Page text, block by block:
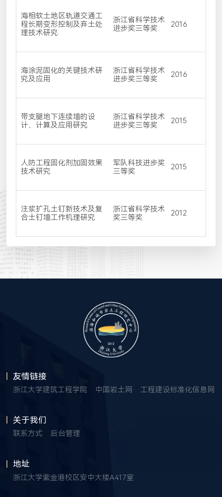
海相软土地区轨道交通工
程长期变形控制及弃土处
理技术研究
浙江省科学技术
进步奖三等奖
2016
海涂泥固化的关键技术研
究及应用
浙江省科学技术
进步奖三等奖
2016
带支腿地下连续墙的设
计、计算及应用研究
浙江省科学技术
进步奖三等奖
2015
人防工程固化剂加固效果
技术研究
军队科技进步奖
三等奖
2015
注浆扩孔土钉新技术及复
合土钉墙工作机理研究
浙江省科学技术
奖三等奖
2012
友情链接
浙江大学建筑工程学院 中国岩土网 工程建设标准化信息网
关于我们
联系方式 后台管理
地址
浙江大学紫金港校区安中大楼A417室